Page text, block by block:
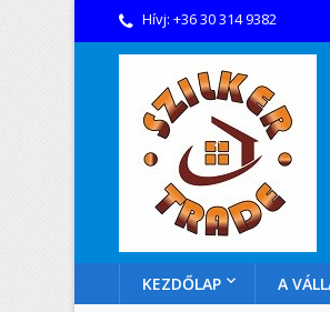
Hívj:+36 30 314 9382
KEZDŐLAP A